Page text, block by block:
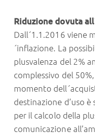
Riduzione dovuta
Dall´1.1.2016 viene
´inflazione. La
plusvalenza del 2%
complessivo del
momento
destinazione d’uso
per il calcolo della
comunicazione